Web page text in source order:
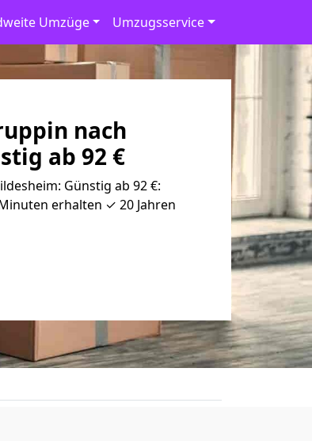
Umzüge Umzugsservice
nach
ab 92 €
Günstig ab 92 €:
erhalten ✓ 20 Jahren